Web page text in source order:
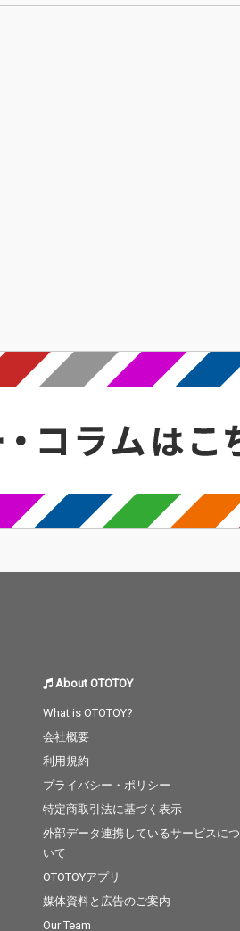
About OTOTOY
What is OTOTOY?
会社概要
利用規約
プライバシー・ポリシー
特定商取引法に基づく表示
外部データ連携しているサービスにつ
いて
OTOTOYアプリ
媒体資料と広告のご案内
Our Team